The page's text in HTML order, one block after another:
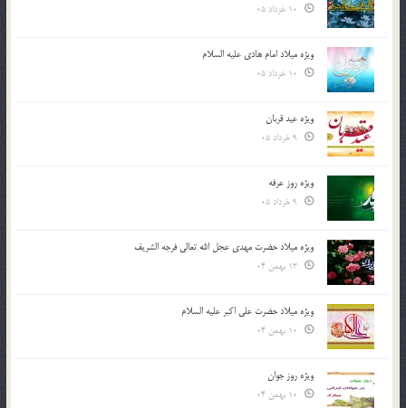
ویژه میلاد امام هادی علیه السلام
ویژه عید قربان
ویژه روز عرفه
ویژه میلاد حضرت مهدی عجل الله تعالی فرجه الشريف
ویژه میلاد حضرت علی اکبر علیه السلام
ویژه روز جوان